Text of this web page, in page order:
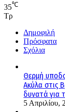
35℃
Τρ
Δημοφιλή
Πρόσφατα
Σχόλια
Θερμή
Ακύλα στις
δυνατά για
5 Απριλίου,